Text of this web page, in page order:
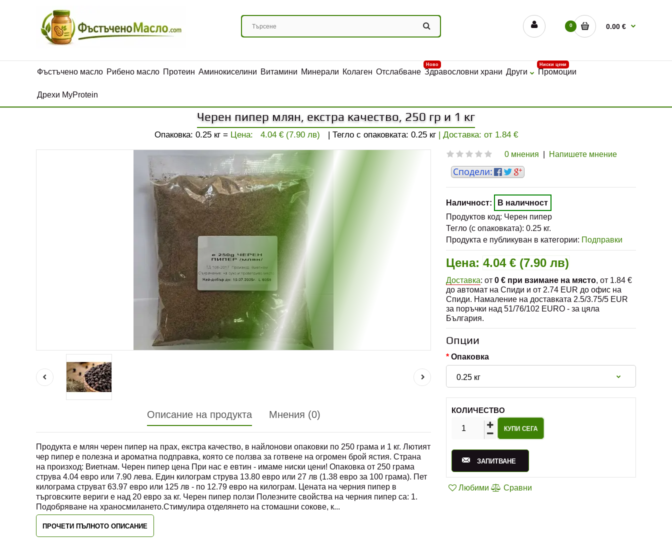
0 0.00 €
Фъстъчено масло Рибено масло Протеин Аминокиселини Витамини Минерали Колаген Отслабване Здравословни храни
Ново
Други Промоции
Ниски цени
Дрехи MyProtein
Черен пипер млян, екстра качество, 250 гр и 1 кг
Опаковка: 0.25 кг = Цена: 4.04 € (7.90 лв) | Тегло с опаковката: 0.25кг | Доставка: от 1.84€
Описание на продукта Мнения (0)
Продукта е млян черен пипер на прах, екстра качество, в найлонови опаковки по 250 грама и 1 кг. Лютият
чер пипер е полезна и ароматна подправка, която се ползва за готвене на огромен брой ястия. Страна
на произход: Виетнам. Черен пипер цена При нас е евтин - имаме ниски цени! Опаковка от 250 грама
струва 4.04 евро или 7.90 лева. Един килограм струва 13.80 евро или 27 лв (1.38 евро за 100 грама). Пет
килограма струват 63.97 евро или 125 лв - по 12.79 евро на килограм. Цената на черния пипер в
търговските вериги е над 20 евро за кг. Черен пипер ползи Полезните свойства на черния пипер са: 1.
Подобряване на храносмилането.Стимулира отделянето на стомашни сокове, к...
ПРОЧЕТИ ПЪЛНОТО ОПИСАНИЕ
0 мнения Напишете мнение
Наличност:
В наличност
Продуктов код: Черен пипер
Тегло (с опаковката): 0.25 кг.
Продукта е публикуван в категории: Подправки
Цена: 4.04 € (7.90 лв)
Доставка: от 0 € при взимане на място, от 1.84 €
до автомат на Спиди и от 2.74 EUR до офис на
Спиди. Намаление на доставката 2.5/3.75/5 EUR
за поръчки над 51/76/102 EURO - за цяла
България.
Опции
Опаковка
КОЛИЧЕСТВО
ЗАПИТВАНЕ
Любими Сравни